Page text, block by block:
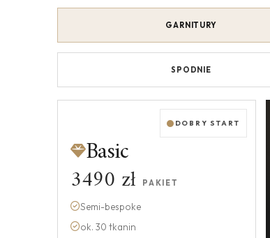
GARNITURY
SPODNIE
DOBRY START
Basic
3490 zł PAKIET
Semi-bespoke
ok. 30 tkanin